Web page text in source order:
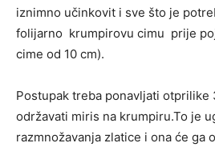
iznimno učinkovit i sve što je
folijarno krumpirovu cimu prije
cime od 10 cm).
Postupak treba ponavljati otprilike
održavati miris na krumpiru.To je
razmnožavanja zlatice i ona će ga